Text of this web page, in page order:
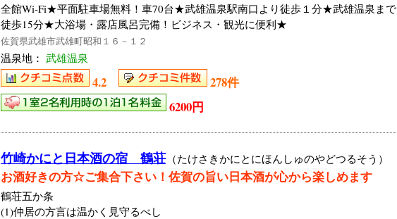
全館Wi-Fi★平面駐車場無料！車70台★武雄温泉駅南口より徒歩１分★武雄温泉まで
徒歩15分★大浴場・露店風呂完備！ビジネス・観光に便利★
佐賀県武雄市武雄町昭和１６－１２
温泉地： 武雄温泉
4.2
278件
6200円
竹崎かにと日本酒の宿 鶴荘 （たけさきかにとにほんしゅのやどつるそう）
お酒好きの方☆ご集合下さい！佐賀の旨い日本酒が心から楽しめます
鶴荘五か条
(1)仲居の方言は温かく見守るべし